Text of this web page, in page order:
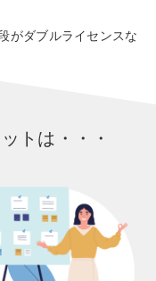
がダブルライセンスな
トは・・・